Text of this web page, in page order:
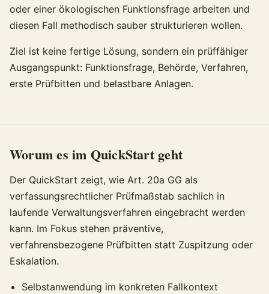
oder einer ökologischen Funktionsfrage arbeiten und
diesen Fall methodisch sauber strukturieren wollen.
Ziel ist keine fertige Lösung, sondern ein prüffähiger
Ausgangspunkt: Funktionsfrage, Behörde, Verfahren,
erste Prüfbitten und belastbare Anlagen.
Worum es im QuickStart geht
Der QuickStart zeigt, wie Art. 20a GG als
verfassungsrechtlicher Prüfmaßstab sachlich in
laufende Verwaltungsverfahren eingebracht werden
kann. Im Fokus stehen präventive,
verfahrensbezogene Prüfbitten statt Zuspitzung oder
Eskalation.
Selbstanwendung im konkreten Fallkontext